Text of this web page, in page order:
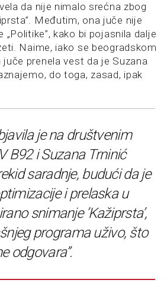
da nije nimalo srećna zbog
Međutim, ona juče nije
„Politike”, kako bi pojasnila dalje
Naime, iako se beogradskom
prenela vest da je Suzana
do toga, zasad, ipak
je na društvenim
B92 i Suzana Trninić
saradnje, budući da je
i prelaska u
snimanje ’Kažiprsta’,
programa uživo, što
odgovara”.